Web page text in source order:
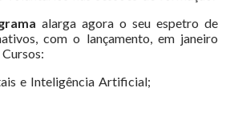
alarga agora o seu espetro de
com o lançamento, em janeiro
e Inteligência Artificial;